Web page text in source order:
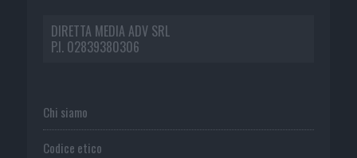
DIRETTA MEDIA ADV SRL
P.I. 02839380306
Chi siamo
Codice etico